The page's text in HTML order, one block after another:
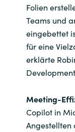
Folien
Teams und
eingebettet
für eine
erklärte
Meeting-
Copilot in
Angestellten